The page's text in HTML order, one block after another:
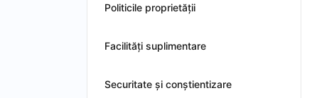
Politicile proprietății
Facilităţi suplimentare
Securitate și conștientizare